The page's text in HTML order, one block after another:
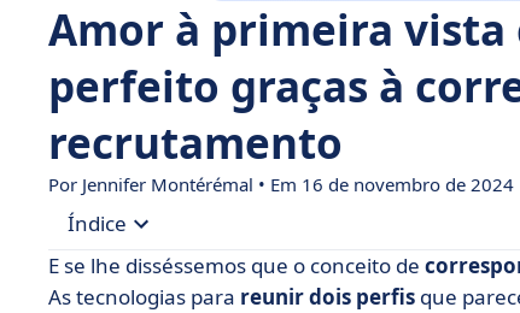
Amor à primeira vista
perfeito graças à
recrutamento
Por Jennifer Montérémal • Em 16 de novembro de 2024
Índice
• O que é matching de recrutamento?
E se lhe disséssemos que o conceito de
As tecnologias para reunir dois perfis que